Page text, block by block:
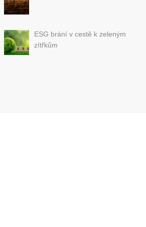
ESG brání v cestě k zeleným
zítřkům